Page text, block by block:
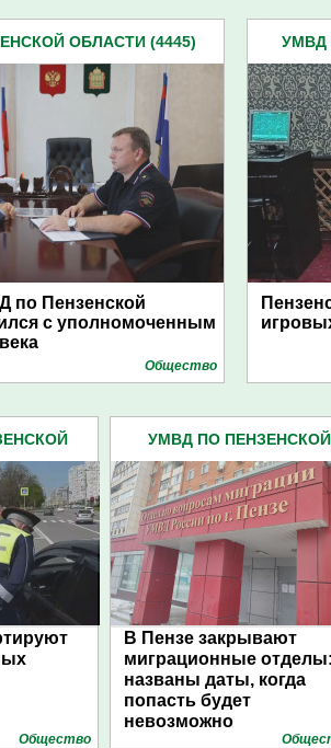
ОБЛАСТИ (4445)
по Пензенской
с уполномоченным
Общество
УМВД
Общество
УМВД ПО ПЕНЗЕНСКОЙ
В Пензе закрывают
миграционные
названы даты, когда
попасть будет
невозможно